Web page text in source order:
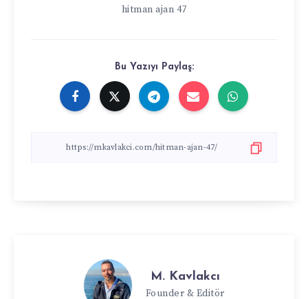
hitman ajan 47
Bu Yazıyı Paylaş:
M. Kavlakcı
Founder & Editör